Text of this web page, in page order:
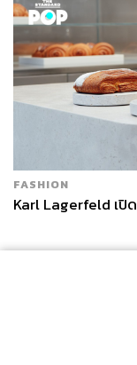
พิสูจน์อักษร: พรนภั
อ้างอิง:
https://
6603/jadon-
-on-
https://
league/
ws-
https://
s/man-utd-
FASHION
Karl Lagerfeld เปิ